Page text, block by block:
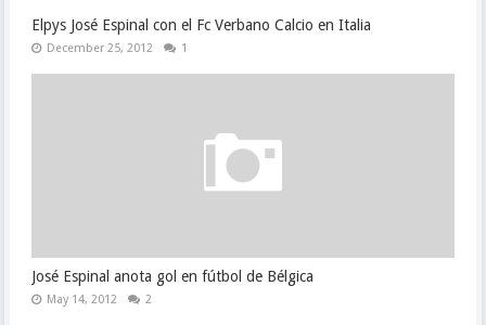
Elpys José Espinal con el Fc Verbano Calcio en Italia
December 25, 2012 1
José Espinal anota gol en fútbol de Bélgica
May 14, 2012 2